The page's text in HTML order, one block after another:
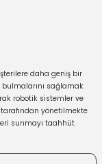
daha geniş bir
sağlamak
robotik sistemler ve
yönetilmekte
sunmayı taahhüt